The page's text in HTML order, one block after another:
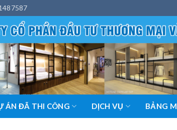
ÁN ĐÃ THI CÔNG DỊCH VỤ BẢNG